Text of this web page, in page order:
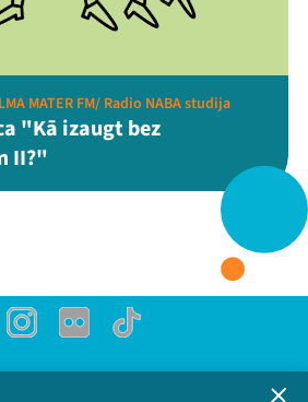
TikTok
MATER FM/ Radio NABA studija
"Kā izaugt bez
II?"
Instagram
Flick TikTok